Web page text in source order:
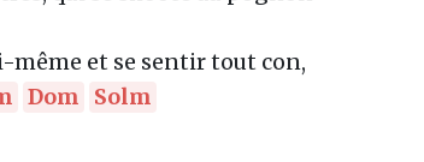
même et se sentir tout con,
Dom
Solm